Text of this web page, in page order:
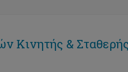
Κινητής &